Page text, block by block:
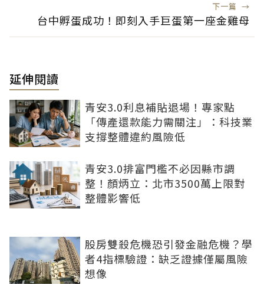
下一篇 →
台中孵蛋成功！即刻入手巨蛋第一座金雞母
延伸閱讀
青安3.0利息補貼退場！專家點
「傳產還款能力需關注」：科技業
支撐整體違約風險低
青安3.0排富門檻不必因縣市調
整！顏炳立：北市3500萬上限對
整體影響低
股房雙殺危機恐引發金融危機？學
者4指標驗證：缺乏證據僅屬風險
想像